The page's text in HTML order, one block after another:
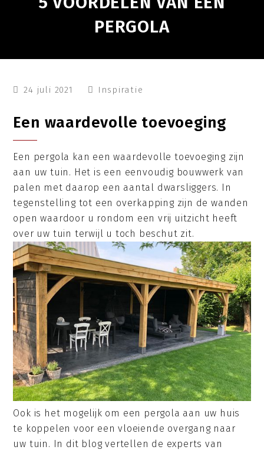
PERGOLA
24 juli 2021 Inspiratie
Een waardevolle toevoeging
Een pergola kan een waardevolle toevoeging zijn
aan uw tuin. Het is een eenvoudig bouwwerk van
palen met daarop een aantal dwarsliggers. In
tegenstelling tot een overkapping zijn de wanden
open waardoor u rondom een vrij uitzicht heeft
over uw tuin terwijl u toch beschut zit.
Ook is het mogelijk om een pergola aan uw huis
te koppelen voor een vloeiende overgang naar
uw tuin. In dit blog vertellen de experts van